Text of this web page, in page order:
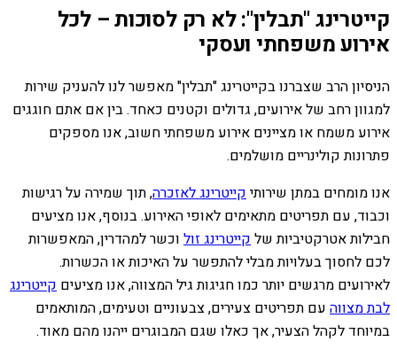
קייטרינג "תבלין": לא רק לסוכות – לכל
אירוע משפחתי ועסקי
הניסיון הרב שצברנו בקייטרינג "תבלין" מאפשר לנו להעניק שירות
למגוון רחב של אירועים, גדולים וקטנים כאחד. בין אם אתם חוגגים
אירוע משמח או מציינים אירוע משפחתי חשוב, אנו מספקים
פתרונות קולינריים מושלמים.
אנו מומחים במתן שירותיקייטרינג לאזכרה, תוך שמירה על רגישות
וכבוד, עם תפריטים מתאימים לאופי האירוע. בנוסף, אנו מציעים
חבילות אטרקטיביות שלקייטרינג זול וכשר למהדרין, המאפשרות
לכם לחסוך בעלויות מבלי להתפשר על האיכות או הכשרות.
לאירועים מרגשים יותר כמו חגיגות גיל המצווה, אנו מציעים קייטרינג
לבת מצווה עם תפריטים צעירים, צבעוניים וטעימים, המותאמים
במיוחד לקהל הצעיר, אך כאלו שגם המבוגרים ייהנו מהם מאוד.